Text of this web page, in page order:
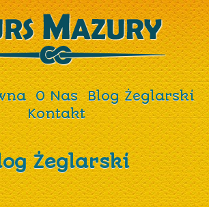
O Nas
Blog Żeglarski
Kontakt
Żeglarski